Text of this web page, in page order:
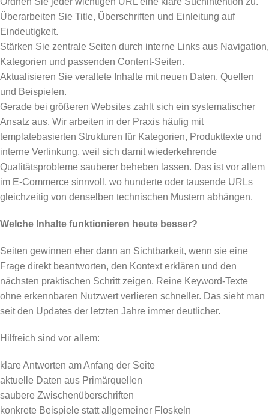
Überarbeiten Sie Title, Überschriften und Einleitung auf
Eindeutigkeit.
Stärken Sie zentrale Seiten durch interne Links aus Navigation,
Kategorien und passenden Content-Seiten.
Aktualisieren Sie veraltete Inhalte mit neuen Daten, Quellen
und Beispielen.
Gerade bei größeren Websites zahlt sich ein systematischer
Ansatz aus. Wir arbeiten in der Praxis häufig mit
templatebasierten Strukturen für Kategorien, Produkttexte und
interne Verlinkung, weil sich damit wiederkehrende
Qualitätsprobleme sauberer beheben lassen. Das ist vor allem
im E-Commerce sinnvoll, wo hunderte oder tausende URLs
gleichzeitig von denselben technischen Mustern abhängen.
Welche Inhalte funktionieren heute besser?
Seiten gewinnen eher dann an Sichtbarkeit, wenn sie eine
Frage direkt beantworten, den Kontext erklären und den
nächsten praktischen Schritt zeigen. Reine Keyword-Texte
ohne erkennbaren Nutzwert verlieren schneller. Das sieht man
seit den Updates der letzten Jahre immer deutlicher.
Hilfreich sind vor allem:
klare Antworten am Anfang der Seite
aktuelle Daten aus Primärquellen
saubere Zwischenüberschriften
konkrete Beispiele statt allgemeiner Floskeln